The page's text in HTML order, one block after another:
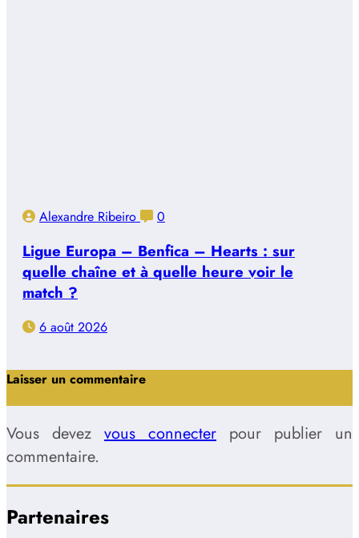
Alexandre Ribeiro 0
Ligue Europa – Benfica – Hearts : sur
quelle chaîne et à quelle heure voir le
match ?
6 août 2026
Laisser un commentaire
Vous devez vous connecter pour publier un
commentaire.
Partenaires